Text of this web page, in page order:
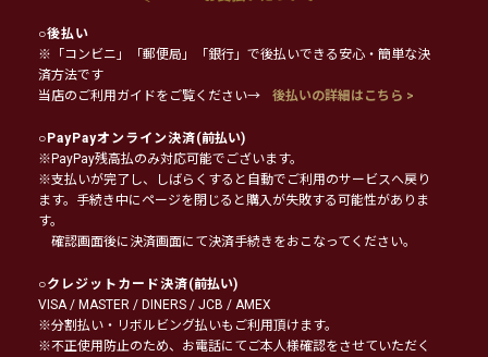
○後払い
※「コンビニ」「郵便局」「銀行」で後払いできる安心・簡単な決
済方法です
当店のご利用ガイドをご覧ください→
後払いの詳細はこちら >
○PayPayオンライン決済(前払い)
※PayPay残高払のみ対応可能でございます。
※支払いが完了し、しばらくすると自動でご利用のサービスへ戻り
ます。手続き中にページを閉じると購入が失敗する可能性がありま
す。
確認画面後に決済画面にて決済手続きをおこなってください。
○クレジットカード決済(前払い)
VISA / MASTER / DINERS / JCB / AMEX
※分割払い・リボルビング払いもご利用頂けます。
※不正使用防止のため、お電話にてご本人様確認をさせていただく